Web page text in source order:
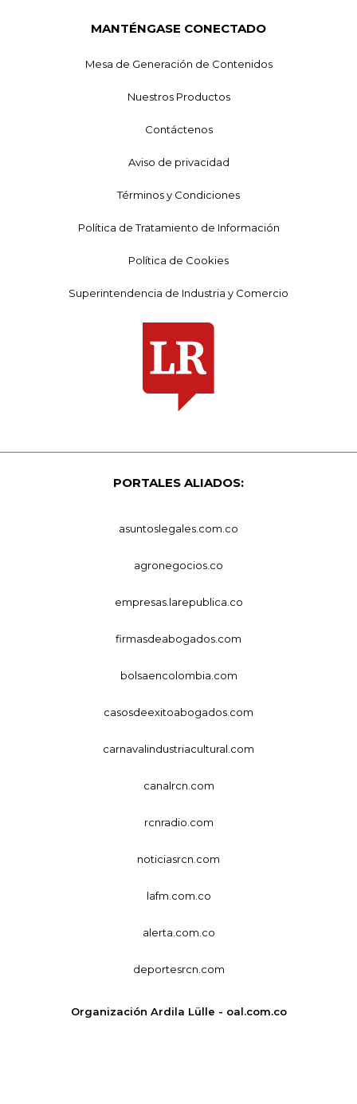
MANTÉNGASE CONECTADO
Mesa de Generación de Contenidos
Nuestros Productos
Contáctenos
Aviso de privacidad
Términos y Condiciones
Política de Tratamiento de Información
Política de Cookies
Superintendencia de Industria y Comercio
PORTALES ALIADOS:
asuntoslegales.com.co
agronegocios.co
empresas.larepublica.co
firmasdeabogados.com
bolsaencolombia.com
casosdeexitoabogados.com
carnavalindustriacultural.com
canalrcn.com
rcnradio.com
noticiasrcn.com
lafm.com.co
alerta.com.co
deportesrcn.com
Organización Ardila Lülle - oal.com.co